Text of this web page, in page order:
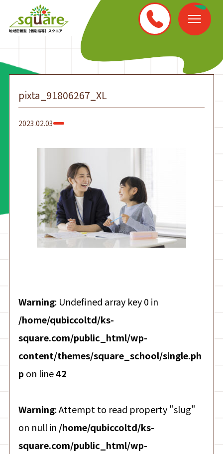
pixta_91806267_XL
2023.02.03
Warning: Undefined array key 0 in
/home/qubiccoltd/ks-
square.com/public_html/wp-
content/themes/square_school/single.ph
p on line42
Warning: Attempt to read property "slug"
on null in /home/qubiccoltd/ks-
square.com/public_html/wp-